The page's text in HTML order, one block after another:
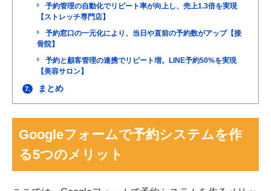
予約管理の自動化でリピート率が向上し、売上1.3倍を実現
【ストレッチ専門店】
予約窓口の一元化により、当日や直前の予約数がアップ【接
骨院】
予約と顧客管理の連携でリピート増。LINE予約50%を実現
【美容サロン】
7. まとめ
Googleフォームで予約システムを作
る5つのメリット